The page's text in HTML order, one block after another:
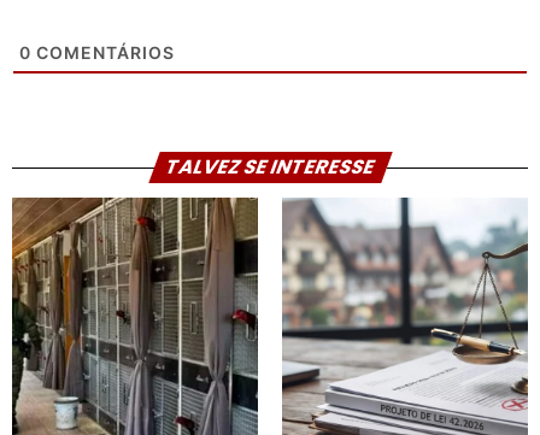
0 COMENTÁRIOS
TALVEZ SE INTERESSE